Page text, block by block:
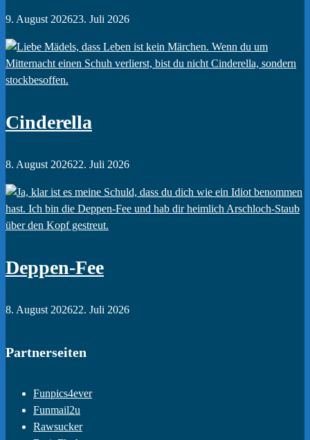
9. August 202623. Juli 2026
Cinderella
8. August 202622. Juli 2026
Deppen-Fee
8. August 202622. Juli 2026
Partnerseiten
Funpics4ever
Funmail2u
Rawsucker